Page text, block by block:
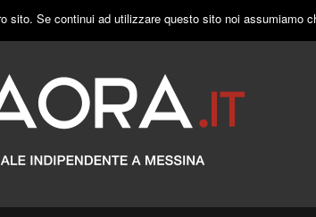
Se continui ad utilizzare questo sito noi assumiamo